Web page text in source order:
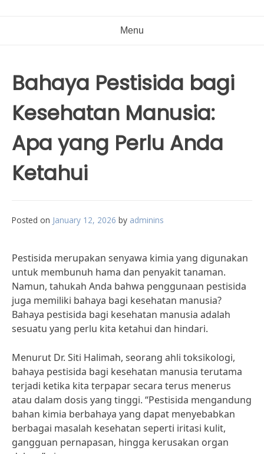
Menu
Bahaya Pestisida bagi
Kesehatan Manusia:
Apa yang Perlu Anda
Ketahui
Posted on January 12, 2026 by adminins
Pestisida merupakan senyawa kimia yang digunakan
untuk membunuh hama dan penyakit tanaman.
Namun, tahukah Anda bahwa penggunaan pestisida
juga memiliki bahaya bagi kesehatan manusia?
Bahaya pestisida bagi kesehatan manusia adalah
sesuatu yang perlu kita ketahui dan hindari.
Menurut Dr. Siti Halimah, seorang ahli toksikologi,
bahaya pestisida bagi kesehatan manusia terutama
terjadi ketika kita terpapar secara terus menerus
atau dalam dosis yang tinggi. “Pestisida mengandung
bahan kimia berbahaya yang dapat menyebabkan
berbagai masalah kesehatan seperti iritasi kulit,
gangguan pernapasan, hingga kerusakan organ